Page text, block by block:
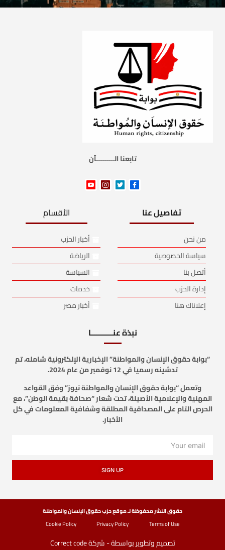
تابعنا الـــــــــآن
تفاصيل عنا
من نحن
سياسة الخصوصية
أتصل بنا
إدارة الحزب
إعلاناك هنا
الأقسام
أخبار الحزب
الرياضة
السياسة
خدمات
أخبار مصر
نبذة عنـــــــــــا
“بوابة حقوق الإنسان والمواطنة” الإخبارية الإلكترونية شامله، تم
تدشينه رسميا في 12 نوفمبر من عام 2024.
وتعمل “بوابة حقوق الإنسان والمواطنة نيوز” وفق القواعد
المهنية والإعلامية الأصيلة، تحت شعار “صحافة بقيمة الوطن”، مع
الحرص التام على المصداقية المطلقة وشفافية المعلومات في كل
الأخبار.
SIGN UP
حقوق النشر محفوظة لـ موقع حزب حقوق الإنسان والمواطنة
Terms of Use
Privacy Policy
Cookie Policy
تصميم وتطوير بواسطة - شركة Correct code